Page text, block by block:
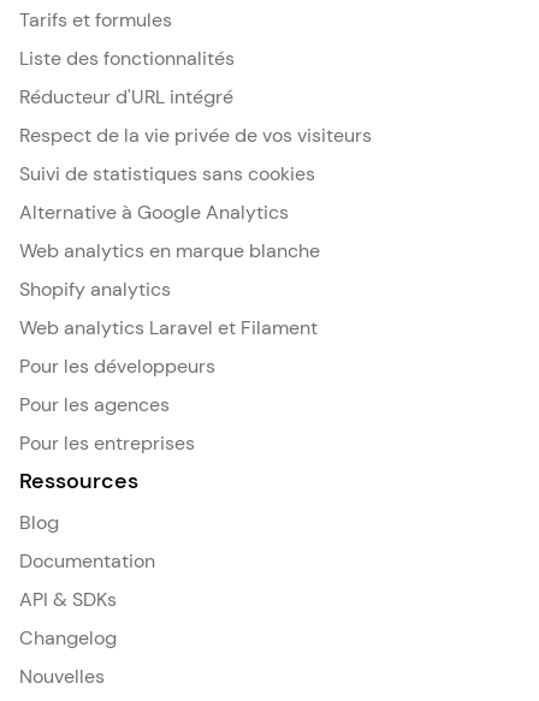
Tarifs et formules
Liste des fonctionnalités
Réducteur d'URL intégré
Respect de la vie privée de vos visiteurs
Suivi de statistiques sans cookies
Alternative à Google Analytics
Web analytics en marque blanche
Shopify analytics
Web analytics Laravel et Filament
Pour les développeurs
Pour les agences
Pour les entreprises
Ressources
Blog
Documentation
API & SDKs
Changelog
Nouvelles